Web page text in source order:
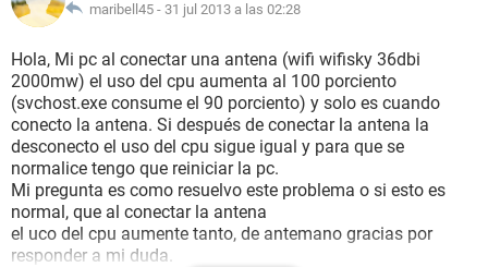
maribell45 - 31 jul 2013 a las 02:28
Hola, Mi pc al conectar una antena (wifi wifisky 36dbi
2000mw) el uso del cpu aumenta al 100 porciento
(svchost.exe consume el 90 porciento) y solo es cuando
conecto la antena. Si después de conectar la antena la
desconecto el uso del cpu sigue igual y para que se
normalice tengo que reiniciar la pc.
Mi pregunta es como resuelvo este problema o si esto es
normal, que al conectar la antena
el uco del cpu aumente tanto, de antemano gracias por
responder a mi duda.